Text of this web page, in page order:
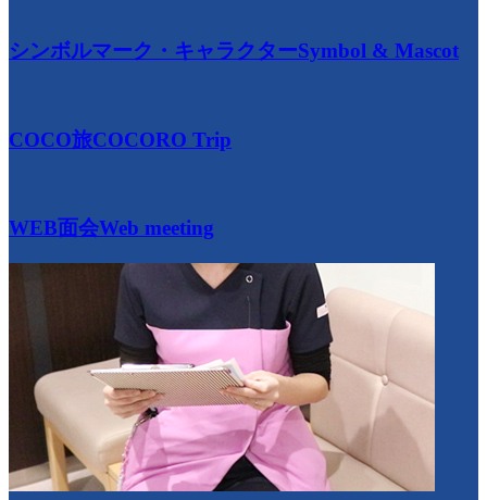
シンボルマーク・キャラクターSymbol & Mascot
COCO旅COCORO Trip
WEB面会Web meeting